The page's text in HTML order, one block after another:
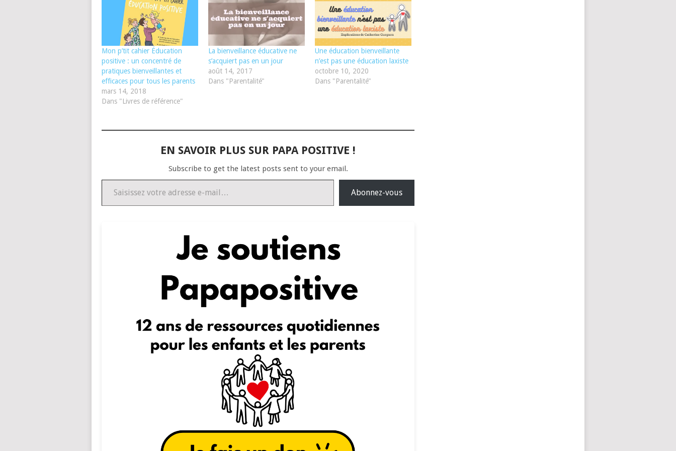
Mon p’tit cahier Éducation
positive : un concentré de
pratiques bienveillantes et
efficaces pour tous les parents
mars 14, 2018
Dans "Livres de référence"
La bienveillance éducative ne
s’acquiert pas en un jour
août 14, 2017
Dans "Parentalité"
Une éducation bienveillante
n’est pas une éducation laxiste
octobre 10, 2020
Dans "Parentalité"
EN SAVOIR PLUS SUR PAPA POSITIVE !
Subscribe to get the latest posts sent to your email.
Saisissez votre adresse e-mail…
Abonnez-vous